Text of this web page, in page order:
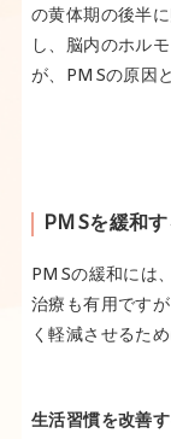
の黄体期の後半
し、脳内のホル
が、PMSの原因
PMSを緩和
PMSの緩和には
治療も有用です
く軽減させるた
生活習慣を改善